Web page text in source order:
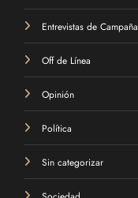
Entrevistas de Campaña
Off de Línea
Opinión
Política
Sin categorizar